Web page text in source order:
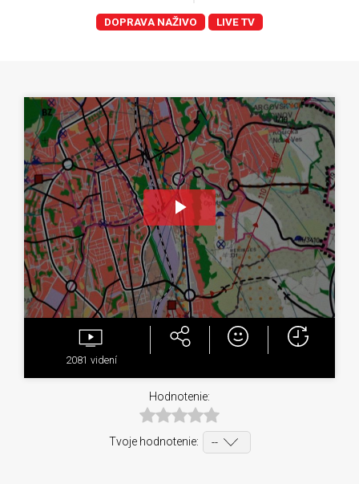
DOPRAVA NAŽIVO LIVE TV
Play
Video
2081 videní
Hodnotenie:
Tvoje hodnotenie: